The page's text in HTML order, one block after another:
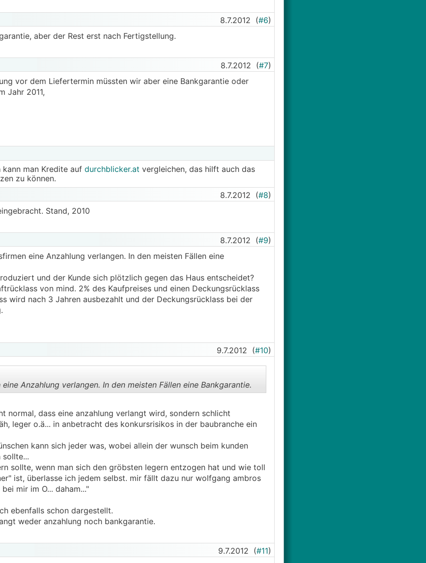
8.7.2012 (#6)
aber der Rest erst nach Fertigstellung.
8.7.2012 (#7)
vor dem Liefertermin müssten wir aber eine Bankgarantie oder
Jahr 2011,
man Kredite auf durchblicker.at vergleichen, das hilft auch das
zu können.
8.7.2012 (#8)
Stand, 2010
8.7.2012 (#9)
eine Anzahlung verlangen. In den meisten Fällen eine
und der Kunde sich plötzlich gegen das Haus entscheidet?
von mind. 2% des Kaufpreises und einen Deckungsrücklass
wird nach 3 Jahren ausbezahlt und der Deckungsrücklass bei der
9.7.2012 (#10)
.
Anzahlung verlangen. In den meisten Fällen eine Bankgarantie.
normal, dass eine anzahlung verlangt wird, sondern schlicht
leger o.ä... in anbetracht des konkursrisikos in der baubranche ein
kann sich jeder was, wobei allein der wunsch beim kunden
sollte...
sollte, wenn man sich den gröbsten legern entzogen hat und wie toll
ist, überlasse ich jedem selbst. mir fällt dazu nur wolfgang ambros
mir im O... daham..."
ebenfalls schon dargestellt.
weder anzahlung noch bankgarantie.
9.7.2012 (#11)